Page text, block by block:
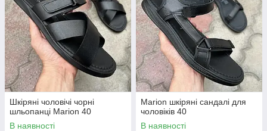
Шкіряні чоловічі чорні
шльопанці Marion 40
В наявності
Marion шкіряні сандалі для
чоловіків 40
В наявності